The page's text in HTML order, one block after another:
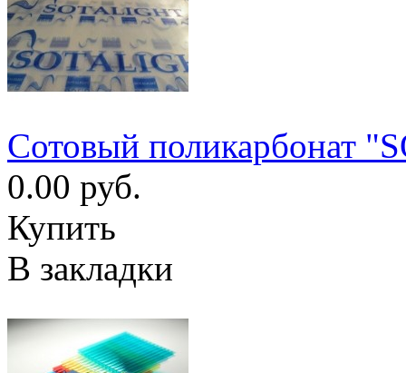
Сотовый поликарбонат
0.00 руб.
Купить
В закладки